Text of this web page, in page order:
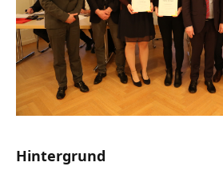
Hintergrund